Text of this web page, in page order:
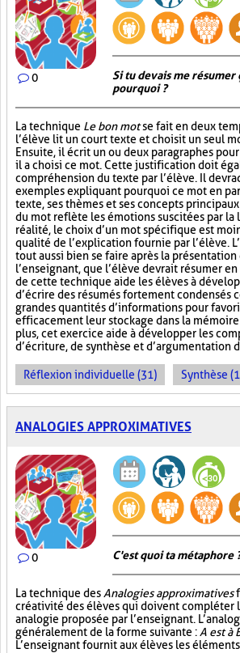
0
Si tu devais me résumer
pourquoi ?
La technique Le bon motse fait en deux
l’élève lit un court texte et choisit un seul
Ensuite, il écrit un ou deux paragraphes
il a choisi ce mot. Cette justification doit
compréhension du texte par l’élève. Il devra
exemples expliquant pourquoi ce mot en
texte, ses thèmes et ses concepts
du mot reflète les émotions suscitées par la
réalité, le choix d’un mot spécifique est
qualité de l’explication fournie par l’élève.
tout aussi bien se faire après la présentation
l’enseignant, que l’élève devrait résumer
de cette technique aide les élèves à
d’écrire des résumés fortement condensés
grandes quantités d’informations pour
efficacement leur stockage dans la
plus, cet exercice aide à développer les
d’écriture, de synthèse et d’argumentation
Réflexion individuelle (31) Synthèse
ANALOGIES APPROXIMATIVES
0 C'est quoi ta métaphore
La technique des Analogies approximatives
créativité des élèves qui doivent compléter
analogie proposée par l’enseignant.
généralement de la forme suivante : A est à
L’enseignant fournit aux élèves les